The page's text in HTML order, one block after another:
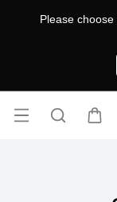
Please
فتح